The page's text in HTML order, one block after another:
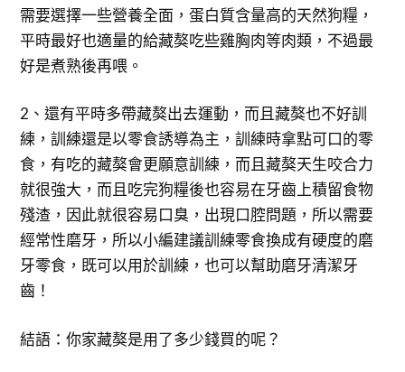
需要選擇一些營養全面，蛋白質含量高的天然狗糧，
平時最好也適量的給藏獒吃些雞胸肉等肉類，不過最
好是煮熟後再喂。
2、還有平時多帶藏獒出去運動，而且藏獒也不好訓
練，訓練還是以零食誘導為主，訓練時拿點可口的零
食，有吃的藏獒會更願意訓練，而且藏獒天生咬合力
就很強大，而且吃完狗糧後也容易在牙齒上積留食物
殘渣，因此就很容易口臭，出現口腔問題，所以需要
經常性磨牙，所以小編建議訓練零食換成有硬度的磨
牙零食，既可以用於訓練，也可以幫助磨牙清潔牙
齒！
結語：你家藏獒是用了多少錢買的呢？